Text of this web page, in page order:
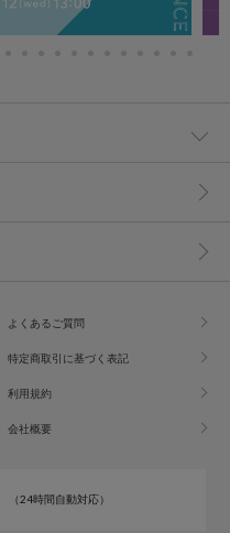
よくあるご質問
特定商取引に基づく表記
利用規約
会社概要
（24時間自動対応）